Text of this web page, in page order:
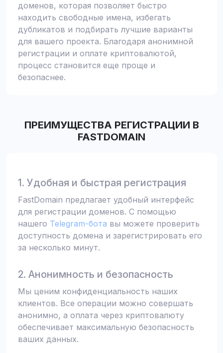
доменов, которая позволяет быстро
находить свободные имена, избегать
дубликатов и подбирать лучшие варианты
для вашего проекта. Благодаря анонимной
регистрации и оплате криптовалютой,
процесс становится еще проще и
безопаснее.
ПРЕИМУЩЕСТВА РЕГИСТРАЦИИ В
FASTDOMAIN
1. Удобная и быстрая регистрация
FastDomain предлагает удобный интерфейс
для регистрации доменов. С помощью
нашего Telegram-бота вы можете проверить
доступность домена и зарегистрировать его
за несколько минут.
2. Анонимность и безопасность
Мы ценим конфиденциальность наших
клиентов. Все операции можно совершать
анонимно, а оплата через криптовалюту
обеспечивает максимальную безопасность
ваших данных.